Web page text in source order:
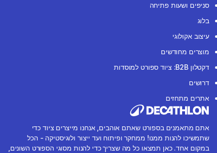
סניפים ושעות פתיחה
בלוג
עיצוב אקולוגי
מוצרים מחודשים
דקטלון B2B: ציוד ספורט למוסדות
דרושים
אתרים מתחזים
אתם מתאמנים בספורט שאתם אוהבים, אנחנו מייצרים ציוד כדי
שתמשיכו להנות ממנו! ממחקר ופיתוח ועד ייצור ולוגיסטיקה - הכל
במקום אחד. כאן תמצאו כל מה שצריך כדי להנות מסוגי הספורט השונים,